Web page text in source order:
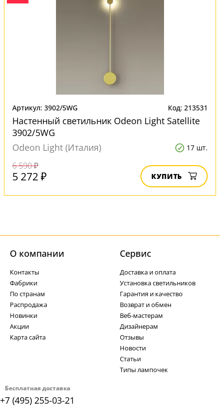
Артикул: 3902/5WG Код: 213531
Настенный светильник Odeon Light Satellite
3902/5WG
Odeon Light (Италия)
17 шт.
6 590 ₽
5 272 ₽ КУПИТЬ
Бесплатная доставка
+7 (495) 255-03-21
О компании
Контакты
Фабрики
По странам
Распродажа
Новинки
Акции
Карта сайта
Cервис
Доставка и оплата
Установка светильников
Гарантия и качество
Возврат и обмен
Веб-мастерам
Дизайнерам
Отзывы
Новости
Статьи
Типы лампочек